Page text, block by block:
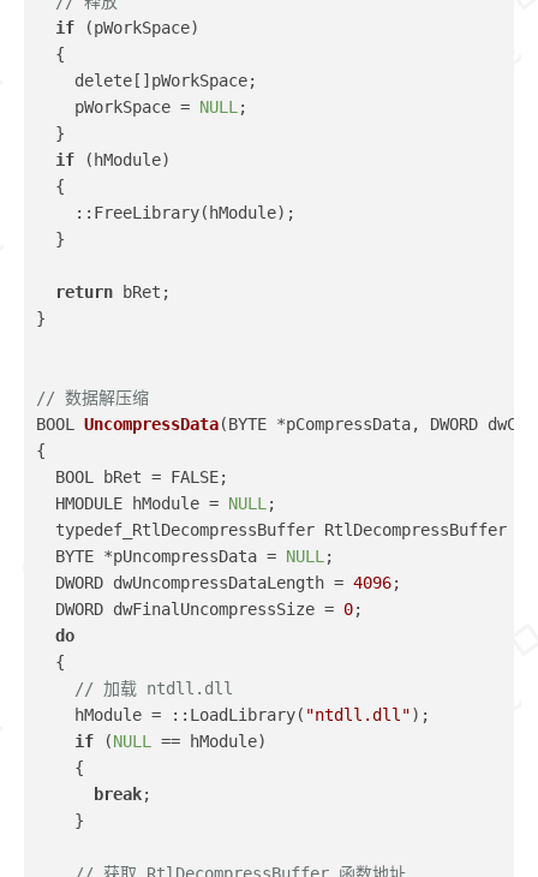
if (pWorkSpace)
  {
    delete[]pWorkSpace;
    pWorkSpace =
NULL ;
  }
if (hModule)
  {
    ::FreeLibrary(hModule);
  }
return bRet;
}
// 数据解压缩
BOOL UncompressData(BYTE *pCompressData, DWORD
{
  BOOL bRet = FALSE;
  HMODULE hModule =
NULL ;
  typedef_RtlDecompressBuffer RtlDecompressBuffer =
  BYTE *pUncompressData =
NULL ;
  DWORD dwUncompressDataLength =
4096;
  DWORD dwFinalUncompressSize =
0;
do
  {
// 加载 ntdll.dll
    hModule = ::LoadLibrary(
"ntdll.dll");
if (NULL
== hModule)
    {
break;
    }